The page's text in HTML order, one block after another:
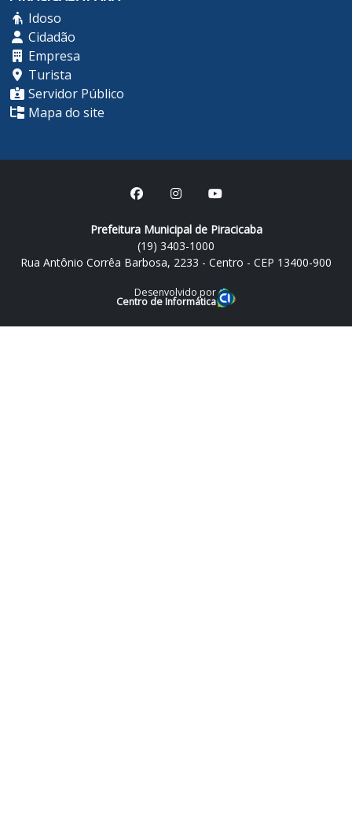
Idoso
Cidadão
Empresa
Turista
Servidor Público
Mapa do site
Prefeitura Municipal de Piracicaba
(19) 3403-1000
Rua Antônio Corrêa Barbosa, 2233 - Centro - CEP 13400-900
Desenvolvido por
Centro de Informática